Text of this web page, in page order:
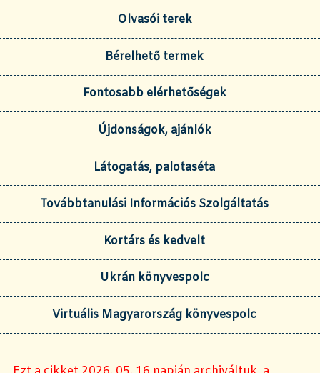
Olvasói terek
Bérelhető termek
Fontosabb elérhetőségek
Újdonságok, ajánlók
Látogatás, palotaséta
Továbbtanulási Információs Szolgáltatás
Kortárs és kedvelt
Ukrán könyvespolc
Virtuális Magyarország könyvespolc